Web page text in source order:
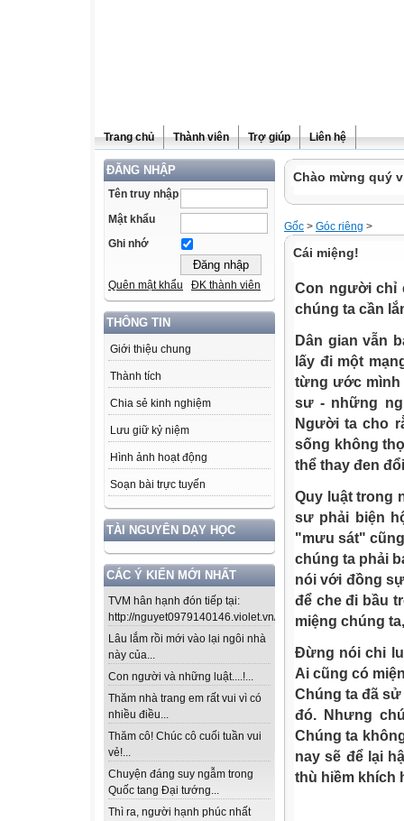
Trang chủ Thành viên Trợ giúp Liên hệ
ĐĂNG NHẬP
Tên truy nhập
Mật khẩu
Ghi nhớ
Quên mật khẩu ĐK thành viên
THÔNG TIN
Giới thiệu chung
Thành tích
Chia sẻ kinh nghiệm
Lưu giữ kỷ niệm
Hình ảnh hoạt động
Soạn bài trực tuyến
TÀI NGUYÊN DẠY HỌC
CÁC Ý KIẾN MỚI NHẤT
TVM hân hạnh đón tiếp tại:
http://nguyet0979140146.violet.vn/...
Lâu lắm rồi mới vào lại ngôi nhà
này của...
Con người và những luật....!...
Thăm nhà trang em rất vui vì có
nhiều điều...
Thăm cô! Chúc cô cuối tuần vui
vẻ!...
Chuyện đáng suy ngẫm trong
Quốc tang Đại tướng...
Thì ra, người hạnh phúc nhất
Chào mừng quý
Gốc > Góc riêng >
Cái miệng!
Con người chỉ
chúng ta cần
Dân gian vẫn
lấy đi một
từng ước mình
sư - những
Người ta cho
sống không
thể thay đen
Quy luật trong
sư phải biện
"mưu sát"
chúng ta phải
nói với đồng
để che đi bầu
miệng chúng
Đừng nói chi
Ai cũng có
Chúng ta đã
đó. Nhưng
Chúng ta
nay sẽ để lại
thù hiềm khích